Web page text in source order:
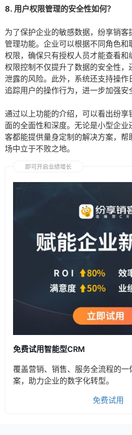
8. 用户权限管理的安全性如何？
为了保护企业的敏感数据，纷享销客
管理功能。企业可以根据不同角色和
权限，确保只有授权人员才能查看和
权限控制不仅提升了数据的安全性，
泄露的风险。此外，系统还支持操作
追踪用户的操作行为，进一步加强安
通过以上功能的介绍，可以看出纷享
面的全面性和深度。无论是小型企业
客都能提供量身定制的解决方案，帮
场中立于不败之地。
即可开启业绩增长
免费试用智能型CRM
覆盖营销、销售、服务全流程的一
案，助力企业的数字化转型。
免费试用